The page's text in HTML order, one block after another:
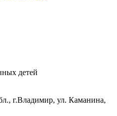
детей
г.Владимир, ул. Каманина,